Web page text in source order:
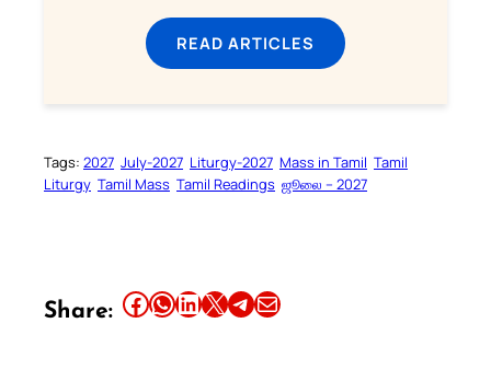
READ ARTICLES
Tags: 2027 July-2027 Liturgy-2027 Mass in Tamil Tamil
Liturgy Tamil Mass Tamil Readings ஜூலை – 2027
Share: Share this article on Facebook Share this article on WhatsApp Share this article on LinkedIn Share this article on X Share this article on TelegramEmail this Article